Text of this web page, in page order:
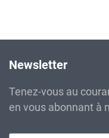
Newsletter
Tenez-vous au
en vous abonnant à